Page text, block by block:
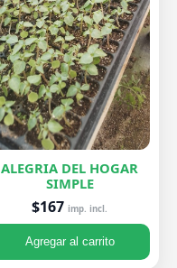
ALEGRIA DEL HOGAR
SIMPLE
$167 imp. incl.
Agregar al carrito